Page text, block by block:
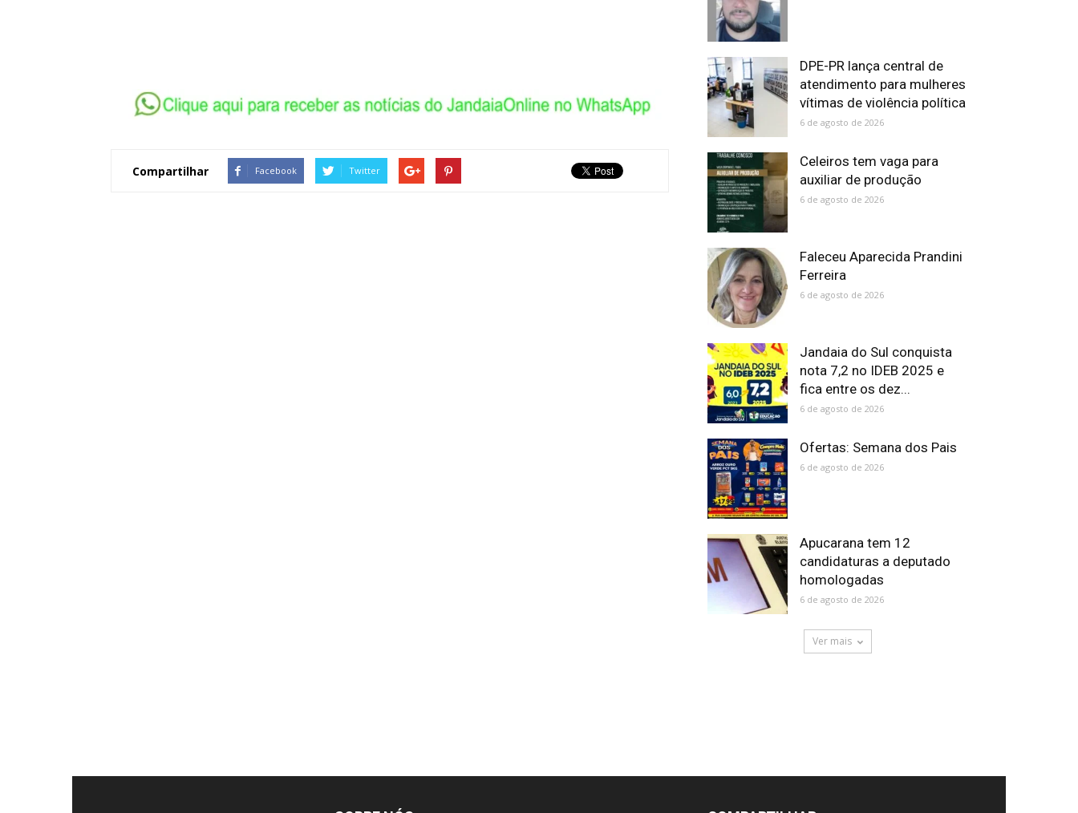
Compartilhar Facebook Twitter
DPE-PR lança central de
atendimento para mulheres
vítimas de violência política
6 de agosto de 2026
Celeiros tem vaga para
auxiliar de produção
6 de agosto de 2026
Faleceu Aparecida Prandini
Ferreira
6 de agosto de 2026
Jandaia do Sul conquista
nota 7,2 no IDEB 2025 e
fica entre os dez...
6 de agosto de 2026
Ofertas: Semana dos Pais
6 de agosto de 2026
Apucarana tem 12
candidaturas a deputado
homologadas
6 de agosto de 2026
Ver mais